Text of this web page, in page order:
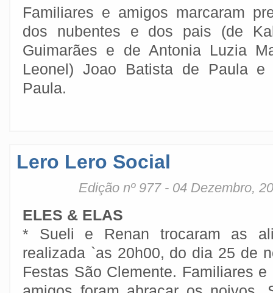
Familiares e amigos marcaram
dos nubentes e dos pais (de
Guimarães e de Antonia Luzia
Leonel) Joao Batista de Paula
Paula.
Lero Lero Social
Edição nº 977 - 04 Dezembro,
ELES & ELAS
* Sueli e Renan trocaram as
realizada `as 20h00, do dia 25 de
Festas São Clemente. Familiares